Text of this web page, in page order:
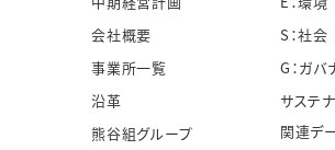
会社概要
事業所一覧
沿革
熊谷組グループ
S：社会
G：ガバ
サステ
関連デ